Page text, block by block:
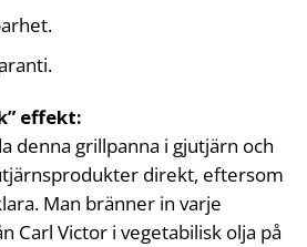
effekt:
denna grillpanna i gjutjärn och
direkt, eftersom
Man bränner in varje
Carl Victor i vegetabilisk olja på